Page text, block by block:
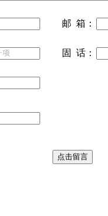
邮 箱：
固 话：